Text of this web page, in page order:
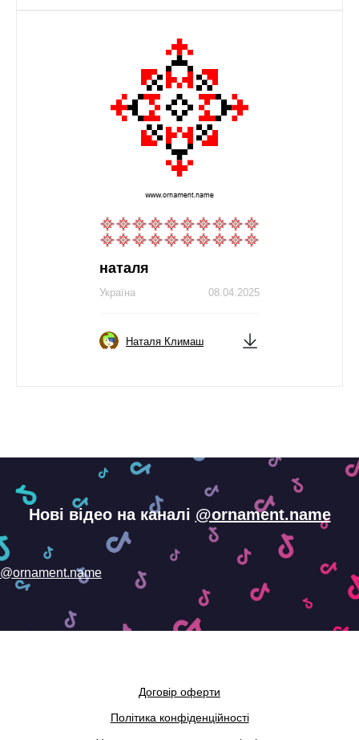
наталя
08.04.2025
Україна
Наталя Климаш
Нові відео на каналі @ornament.name
@ornament.name
Договір оферти
Політика конфіденційності